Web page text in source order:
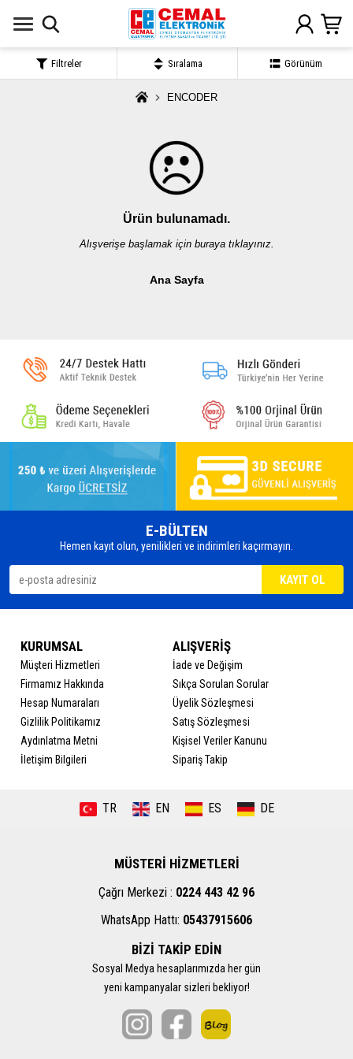
ENCODER
Ürün bulunamadı.
Alışverişe başlamak için buraya tıklayınız.
Ana Sayfa
E-BÜLTEN
Hemen kayıt olun, yenilikleri ve indirimleri kaçırmayın.
KURUMSAL
Müşteri Hizmetleri
Firmamız Hakkında
Hesap Numaraları
Gizlilik Politikamız
Aydınlatma Metni
İletişim Bilgileri
ALIŞVERİŞ
İade ve Değişim
Sıkça Sorulan Sorular
Üyelik Sözleşmesi
Satış Sözleşmesi
Kişisel Veriler Kanunu
Sipariş Takip
TR EN ES DE
MÜSTERİ HİZMETLERİ
Çağrı Merkezi : 0224 443 42 96
WhatsApp Hattı: 05437915606
BİZİ TAKİP EDİN
Sosyal Medya hesaplarımızda her gün
yeni kampanyalar sizleri bekliyor!
Filtreler Sıralama Görünüm